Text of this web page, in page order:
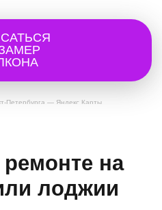
— Яндекс Карты
на
лоджии